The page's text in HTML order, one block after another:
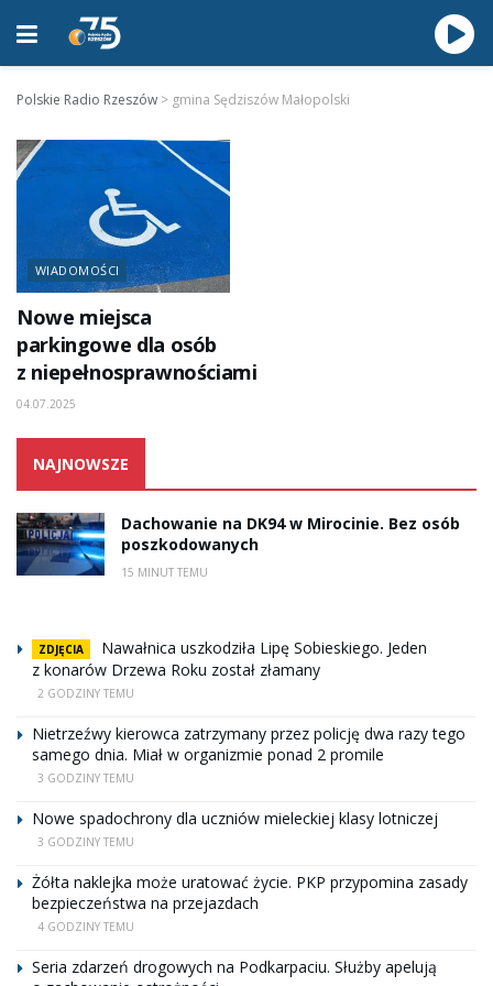
Polskie Radio Rzeszów > gmina Sędziszów Małopolski
WIADOMOŚCI
Nowe miejsca
parkingowe dla osób
z niepełnosprawnościami
04.07.2025
NAJNOWSZE
Dachowanie na DK94 w Mirocinie. Bez osób
poszkodowanych
15 MINUT TEMU
ZDJĘCIA
Nawałnica uszkodziła Lipę Sobieskiego. Jeden
z konarów Drzewa Roku został złamany
2 GODZINY TEMU
Nietrzeźwy kierowca zatrzymany przez policję dwa razy tego
samego dnia. Miał w organizmie ponad 2 promile
3 GODZINY TEMU
Nowe spadochrony dla uczniów mieleckiej klasy lotniczej
3 GODZINY TEMU
Żółta naklejka może uratować życie. PKP przypomina zasady
bezpieczeństwa na przejazdach
4 GODZINY TEMU
Seria zdarzeń drogowych na Podkarpaciu. Służby apelują